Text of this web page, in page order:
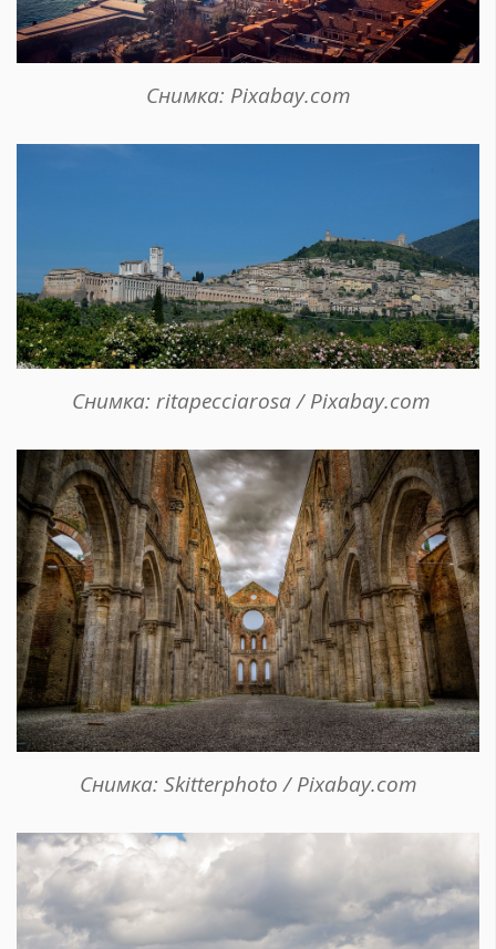
Снимка: Pixabay.com
Снимка: ritapecciarosa / Pixabay.com
Снимка: Skitterphoto / Pixabay.com